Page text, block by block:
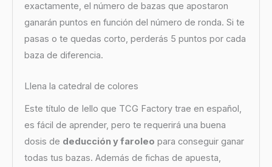
exactamente, el número de bazas que apostaron
ganarán puntos en función del número de ronda. Si te
pasas o te quedas corto, perderás 5 puntos por cada
baza de diferencia.
Llena la catedral de colores
Este título de Iello que TCG Factory trae en español,
es fácil de aprender, pero te requerirá una buena
dosis de deducción y faroleo para conseguir ganar
todas tus bazas. Además de fichas de apuesta,